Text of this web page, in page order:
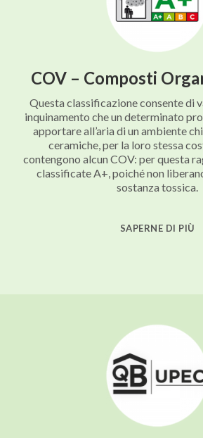
COV – Composti
Questa classificazione consente di
inquinamento che un determinato
apportare all’aria di un ambiente
ceramiche, per la loro stessa
contengono alcun COV: per questa
classificate A+, poiché non
sostanza tossica.
SAPERNE DI PIÙ